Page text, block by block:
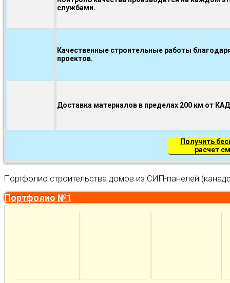
службами.
Качественные строительные работы
проектов.
Доставка материалов в пределах 200 км от
Получить
расчет
Портфолио строительства домов из СИП-панелей
Портфолио №1